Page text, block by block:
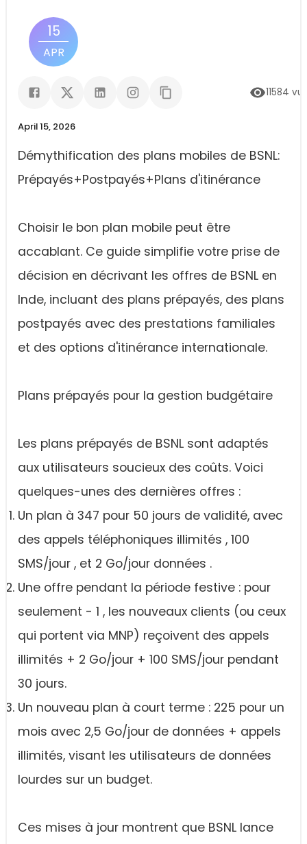
15
APR
11584
April 15, 2026
Démythification des plans mobiles de BSNL:
Prépayés+Postpayés+Plans d'itinérance
Choisir le bon plan mobile peut être
accablant. Ce guide simplifie votre prise de
décision en décrivant les offres de BSNL en
Inde, incluant des plans prépayés, des plans
postpayés avec des prestations familiales
et des options d'itinérance internationale.
Plans prépayés pour la gestion budgétaire
Les plans prépayés de BSNL sont adaptés
aux utilisateurs soucieux des coûts. Voici
quelques-unes des dernières offres :
Un plan à 347 pour 50 jours de validité, avec
des appels téléphoniques illimités , 100
SMS/jour , et 2 Go/jour données .
Une offre pendant la période festive : pour
seulement - 1 , les nouveaux clients (ou ceux
qui portent via MNP) reçoivent des appels
illimités + 2 Go/jour + 100 SMS/jour pendant
30 jours.
Un nouveau plan à court terme : 225 pour un
mois avec 2,5 Go/jour de données + appels
illimités, visant les utilisateurs de données
lourdes sur un budget.
Ces mises à jour montrent que BSNL lance